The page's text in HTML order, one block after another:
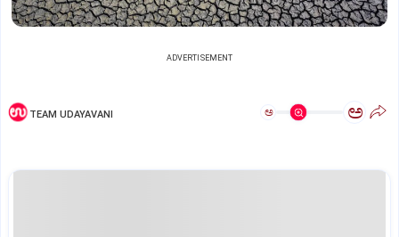
ADVERTISEMENT
TEAM UDAYAVANI ಅ ಅ